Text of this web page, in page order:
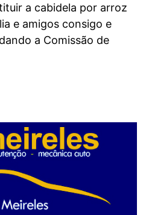
a cabidela por arroz
e amigos consigo e
a Comissão de